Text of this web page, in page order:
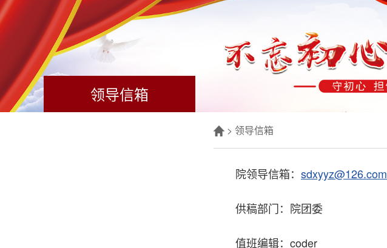
领导信箱
> 领导信箱
院领导信箱： sdxyyz@126.com
供稿部门：院团委
值班编辑：coder